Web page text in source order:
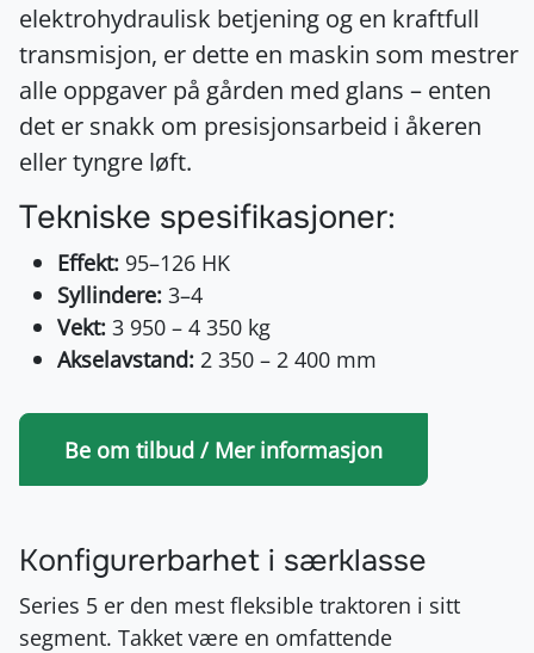
elektrohydraulisk betjening og en kraftfull
transmisjon, er dette en maskin som mestrer
alle oppgaver på gården med glans – enten
det er snakk om presisjonsarbeid i åkeren
eller tyngre løft.
Tekniske spesifikasjoner:
Effekt: 95–126 HK
Syllindere: 3–4
Vekt: 3 950 – 4 350 kg
Akselavstand: 2 350 – 2 400 mm
Be om tilbud / Mer informasjon
Konfigurerbarhet i særklasse
Series 5 er den mest fleksible traktoren i sitt
segment. Takket være en omfattende